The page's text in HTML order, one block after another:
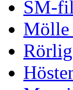
SM-
Mölle